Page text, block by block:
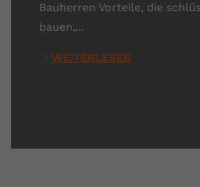
Bauherren Vorteile, die
bauen,...
WEITERLESEN